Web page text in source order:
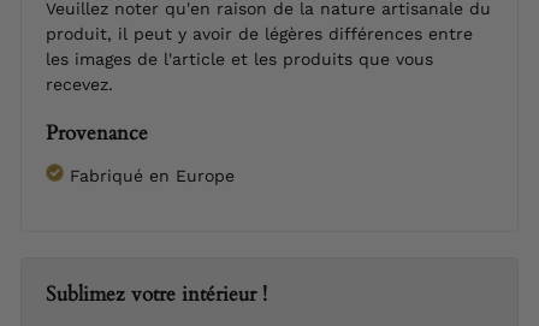
Veuillez noter qu'en raison de la nature artisanale du
produit, il peut y avoir de légères différences entre
les images de l'article et les produits que vous
recevez.
Provenance
Fabriqué en Europe
Sublimez votre intérieur !